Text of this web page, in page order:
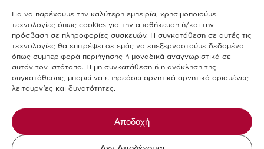
Για να παρέχουμε την καλύτερη εμπειρία, χρησιμοποιούμε
τεχνολογίες όπως cookies για την αποθήκευση ή/και την
πρόσβαση σε πληροφορίες συσκευών. Η συγκατάθεση σε αυτές τις
τεχνολογίες θα επιτρέψει σε εμάς να επεξεργαστούμε δεδομένα
όπως συμπεριφορά περιήγησης ή μοναδικά αναγνωριστικά σε
αυτόν τον ιστότοπο. Η μη συγκατάθεση ή η ανάκληση της
συγκατάθεσης, μπορεί να επηρεάσει αρνητικά αρνητικά ορισμένες
λειτουργίες και δυνατότητες.
Αποδοχή
Join our team
Terms of use
Privacy Policy
Cookies Policy
Allergens-Food Safety